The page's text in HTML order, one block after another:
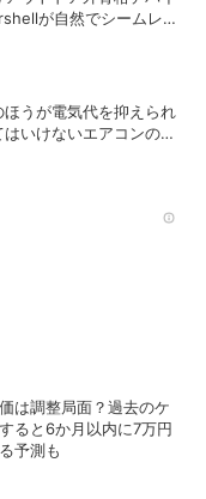
が自然でシームレ
ほうが電気代を抑えられ
いけないエアコンの使
は調整局面？過去のケ
ると6か月以内に7万円
予測も